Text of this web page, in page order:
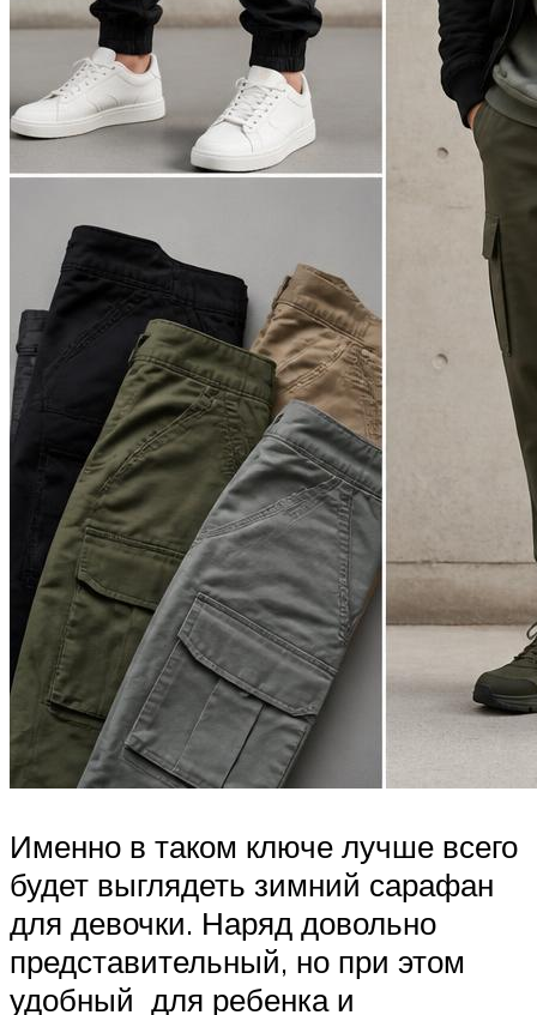
Именно в таком ключе лучше всего
будет выглядеть зимний сарафан
для девочки. Наряд довольно
представительный, но при этом
удобный для ребенка и